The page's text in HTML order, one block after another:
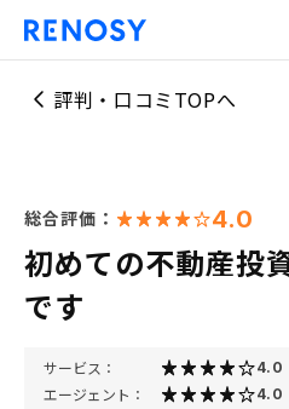
評判・口コミTOPへ
総合評価： 4.0
初めての不動産投
です
サービス： 4.0
エージェント： 4.0